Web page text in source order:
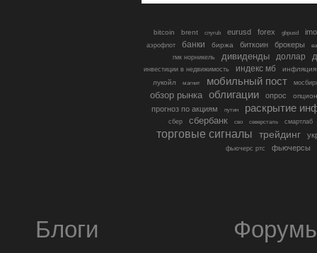
bitcoin brent cnyrub eurusd forex gbpusd
аэрофлот банки биржа биткоин брокеры
гмк норникель
дивиденды доллар
инвестиции в недвижимость индекс мб
инфляция
лукойл
магнит мобильный пост
обзор рынка облигации опрос
прогноз по акциям путин раскрытие
сбер сбербанк сво северсталь смартлаб
торговые сигналы трейдинг
фьючерс ртс фьючерсы
Блоги